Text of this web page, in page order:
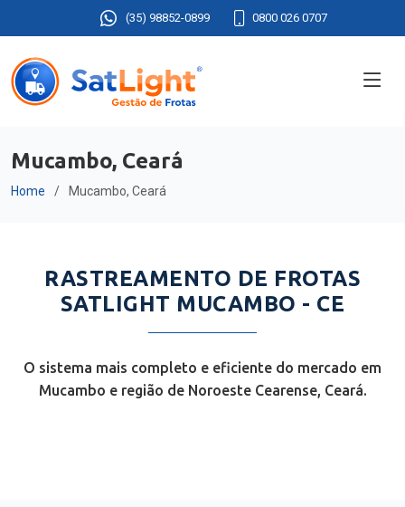
(35) 98852-0899 0800 026 0707
Mucambo, Ceará
Home Mucambo, Ceará
RASTREAMENTO DE FROTAS
SATLIGHT MUCAMBO - CE
O sistema mais completo e eficiente do mercado em
Mucambo e região de Noroeste Cearense, Ceará.